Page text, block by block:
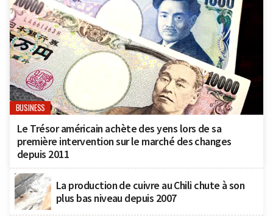
BUSINESS
Le Trésor américain achète des yens lors de sa
première intervention sur le marché des changes
depuis 2011
La production de cuivre au Chili chute à son
plus bas niveau depuis 2007